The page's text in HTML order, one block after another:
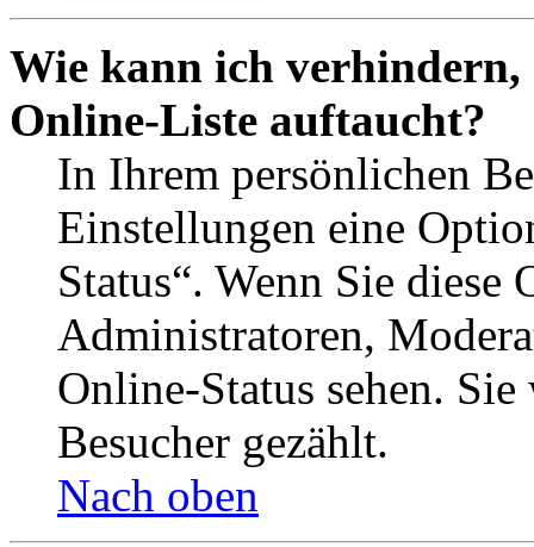
Wie kann ich verhindern,
Online-Liste auftaucht?
In Ihrem persönlichen
Einstellungen eine
Status“. Wenn Sie
Administratoren,
Online-Status sehen.
Besucher gezählt.
Nach oben